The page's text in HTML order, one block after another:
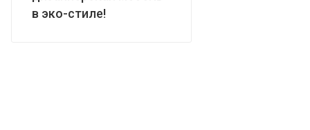
в эко-стиле!